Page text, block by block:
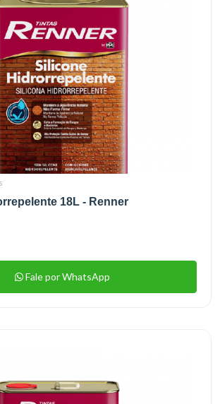
18L - Renner
Fale por WhatsApp